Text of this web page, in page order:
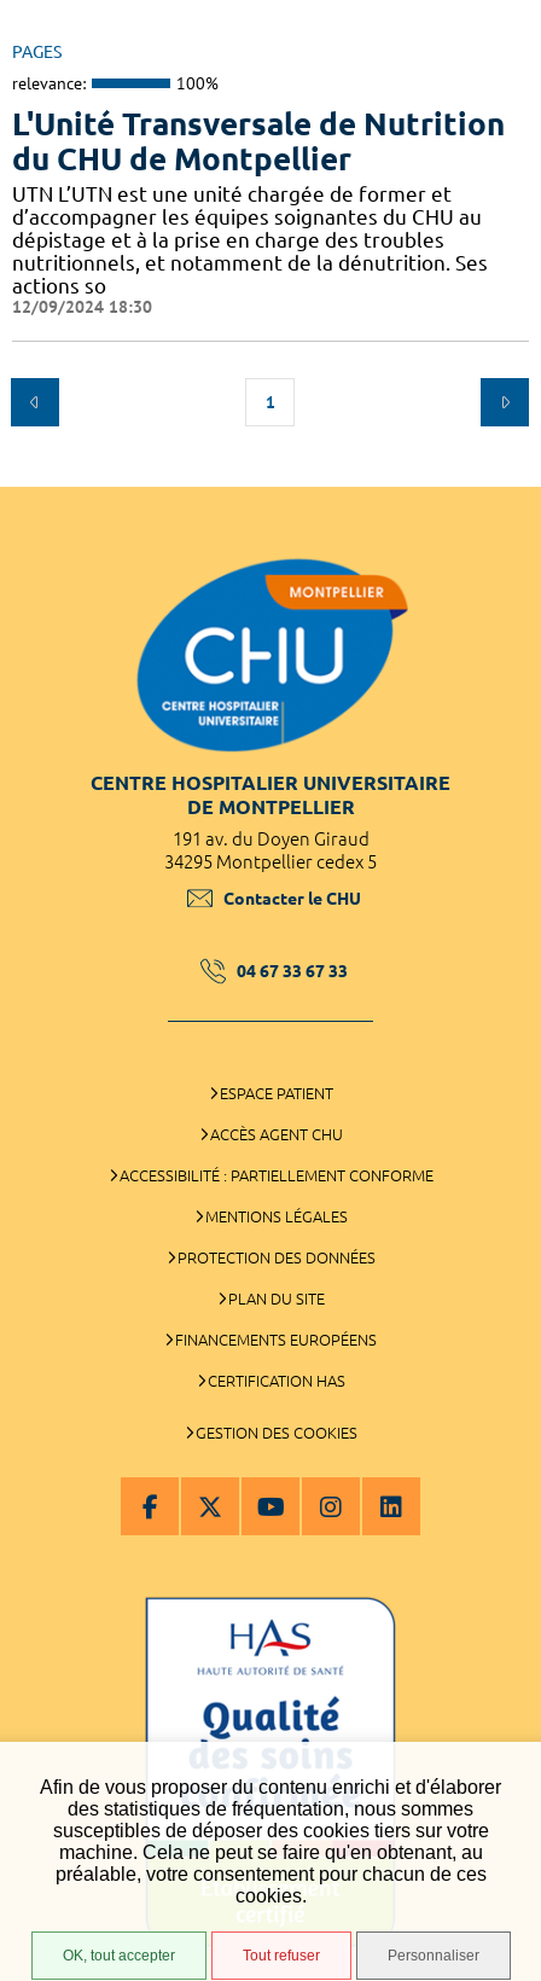
Afin de vous proposer du contenu enrichi et d'élaborer
des statistiques de fréquentation, nous sommes
susceptibles de déposer des cookies tiers sur votre
machine. Cela ne peut se faire qu'en obtenant, au
préalable, votre consentement pour chacun de ces
cookies.
OK, tout accepter Tout refuser Personnaliser
PAGES
relevance: 100%
L'Unité Transversale de Nutrition
du CHU de Montpellier
UTN L’UTN est une unité chargée de former et
d’accompagner les équipes soignantes du CHU au
dépistage et à la prise en charge des troubles
nutritionnels, et notamment de la dénutrition. Ses
actions so
12/09/2024 18:30
1
CENTRE HOSPITALIER UNIVERSITAIRE
DE MONTPELLIER
191 av. du Doyen Giraud
34295 Montpellier cedex 5
Contacter le CHU
04 67 33 67 33
ESPACE PATIENT
ACCÈS AGENT CHU
ACCESSIBILITÉ : PARTIELLEMENT CONFORME
MENTIONS LÉGALES
PROTECTION DES DONNÉES
PLAN DU SITE
FINANCEMENTS EUROPÉENS
CERTIFICATION HAS
GESTION DES COOKIES